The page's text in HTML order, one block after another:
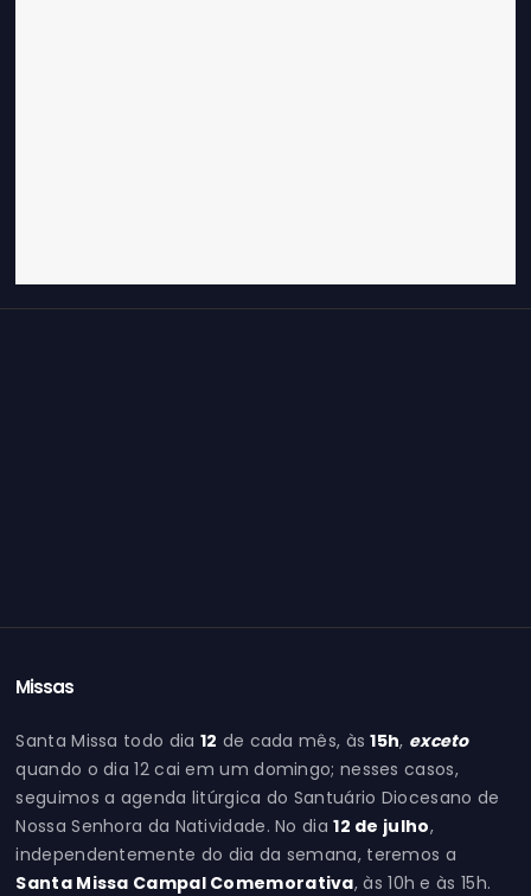
Missas
Santa Missa todo dia 12 de cada mês, às15h, exceto
quando o dia 12 cai em um domingo; nesses casos,
seguimos a agenda litúrgica do Santuário Diocesano de
Nossa Senhora da Natividade. No dia12 de julho,
independentemente do dia da semana, teremos a
Santa Missa Campal Comemorativa, às 10h e às 15h.